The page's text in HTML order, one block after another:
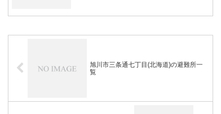
旭川市三条通七丁目(北海道)の避難所一
覧